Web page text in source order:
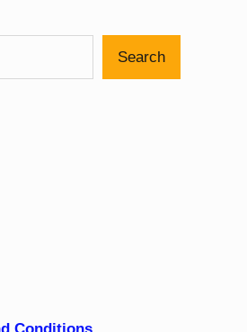
Search